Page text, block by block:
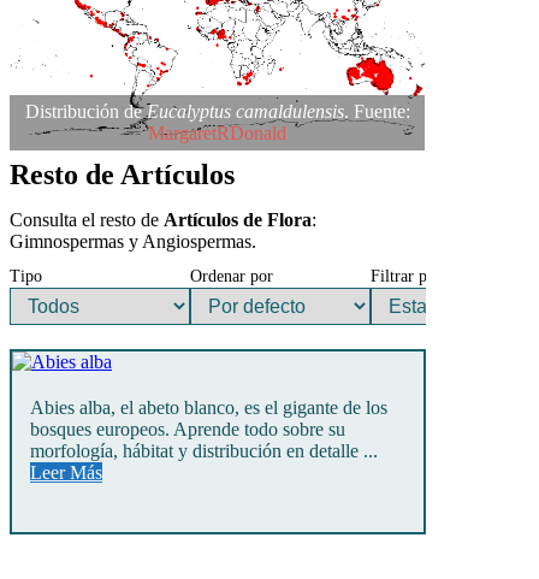
Distribución deEucalyptus camaldulensis. Fuente:
MargaretRDonald
Resto de Artículos
Consulta el resto de Artículos de Flora:
Gimnospermas y Angiospermas.
Tipo Ordenar por Filtrar por
Abies alba, el abeto blanco, es el gigante de los
bosques europeos. Aprende todo sobre su
morfología, hábitat y distribución en detalle ...
Leer Más